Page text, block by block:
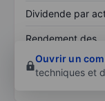
Dividende par
Rendement des
Ouvrir un
techniques et